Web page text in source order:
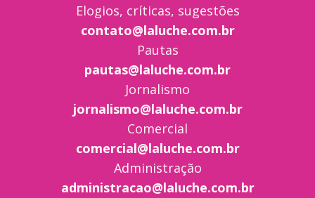
Elogios, críticas, sugestões
contato@laluche.com.br
Pautas
pautas@laluche.com.br
Jornalismo
jornalismo@laluche.com.br
Comercial
comercial@laluche.com.br
Administração
administracao@laluche.com.br